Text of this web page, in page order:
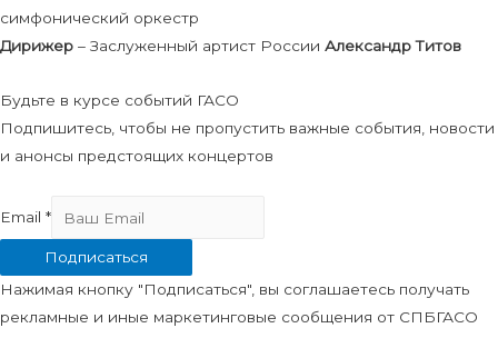
симфонический оркестр
Дирижер – Заслуженный артист России Александр Титов
Будьте в курсе событий ГАСО
Подпишитесь, чтобы не пропустить важные события, новости
и анонсы предстоящих концертов
Email *
Подписаться
Нажимая кнопку "Подписаться", вы соглашаетесь получать
рекламные и иные маркетинговые сообщения от СПБГАСО